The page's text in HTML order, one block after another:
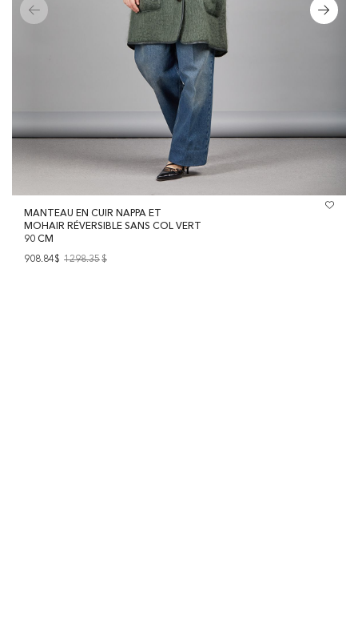
MANTEAU EN CUIR NAPPA ET
MOHAIR RÉVERSIBLE SANS COL VERT
90 CM
908.84$ 1298.35$